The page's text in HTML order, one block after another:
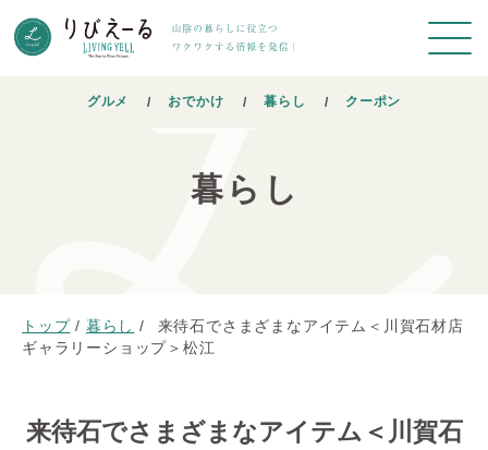
グルメ おでかけ 暮らし クーポン
暮らし
トップ / 暮らし /
来待石でさまざまなアイテム＜川賀石材店
ギャラリーショップ＞松江
来待石でさまざまなアイテム＜川賀石